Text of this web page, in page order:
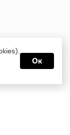
77 - 84700,
Ок